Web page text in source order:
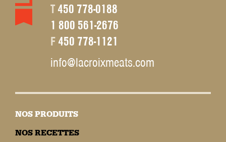
T450 778-0188
1 800 561-2676
F450 778-1121
info@lacroixmeats.com
NOS PRODUITS
NOS RECETTES